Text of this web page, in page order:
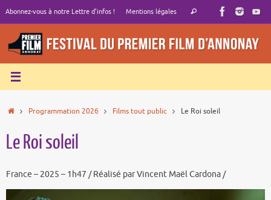
contenu
Abonnez-vous à notre Lettre d’infos ! Mentions légales
Recherche
Rechercher
AccueilProgrammation 2026 Films tout public Le Roi soleil
Le Roi soleil
France – 2025 – 1h47 / Réalisé par Vincent Maël Cardona /